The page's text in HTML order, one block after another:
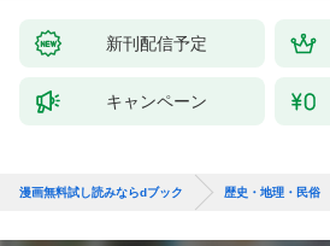
新刊配信予定
キャンペーン
漫画無料試し読みならdブック 歴史・地理・民俗